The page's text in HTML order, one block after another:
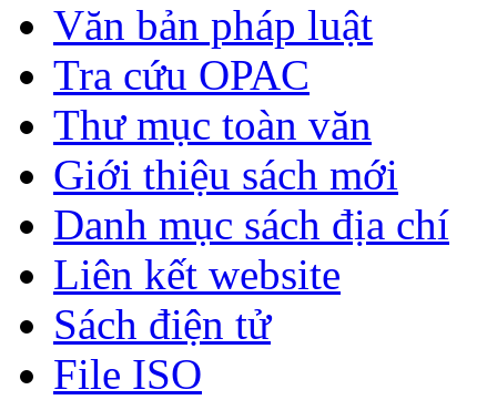
Văn bản pháp luật
Tra cứu OPAC
Thư mục toàn văn
Giới thiệu sách mới
Danh mục sách địa chí
Liên kết website
Sách điện tử
File ISO